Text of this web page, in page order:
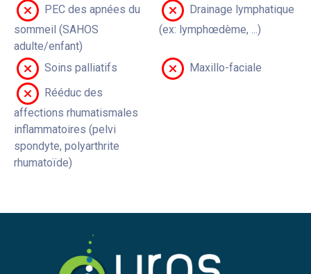
PEC des apnées du
sommeil (SAHOS
adulte/enfant)
Drainage lymphatique
(ex: lymphœdème, ...)
Soins palliatifs
Maxillo-faciale
Rééduc des
affections rhumatismales
inflammatoires (pelvi
spondyte, polyarthrite
rhumatoïde)